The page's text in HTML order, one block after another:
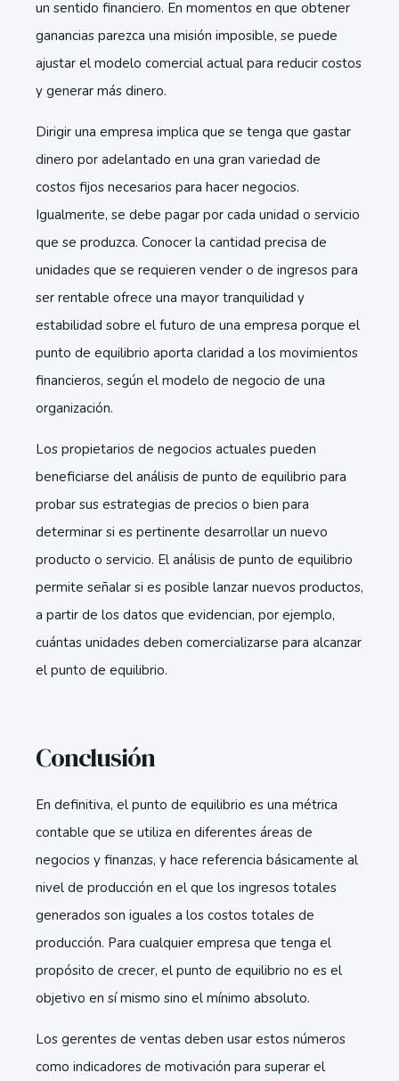
un sentido financiero. En momentos en que obtener
ganancias parezca una misión imposible, se puede
ajustar el modelo comercial actual para reducir costos
y generar más dinero.
Dirigir una empresa implica que se tenga que gastar
dinero por adelantado en una gran variedad de
costos fijos necesarios para hacer negocios.
Igualmente, se debe pagar por cada unidad o servicio
que se produzca. Conocer la cantidad precisa de
unidades que se requieren vender o de ingresos para
ser rentable ofrece una mayor tranquilidad y
estabilidad sobre el futuro de una empresa porque el
punto de equilibrio aporta claridad a los movimientos
financieros, según el modelo de negocio de una
organización.
Los propietarios de negocios actuales pueden
beneficiarse del análisis de punto de equilibrio para
probar sus estrategias de precios o bien para
determinar si es pertinente desarrollar un nuevo
producto o servicio. El análisis de punto de equilibrio
permite señalar si es posible lanzar nuevos productos,
a partir de los datos que evidencian, por ejemplo,
cuántas unidades deben comercializarse para alcanzar
el punto de equilibrio.
Conclusión
En definitiva, el punto de equilibrio es una métrica
contable que se utiliza en diferentes áreas de
negocios y finanzas, y hace referencia básicamente al
nivel de producción en el que los ingresos totales
generados son iguales a los costos totales de
producción. Para cualquier empresa que tenga el
propósito de crecer, el punto de equilibrio no es el
objetivo en sí mismo sino el mínimo absoluto.
Los gerentes de ventas deben usar estos números
como indicadores de motivación para superar el